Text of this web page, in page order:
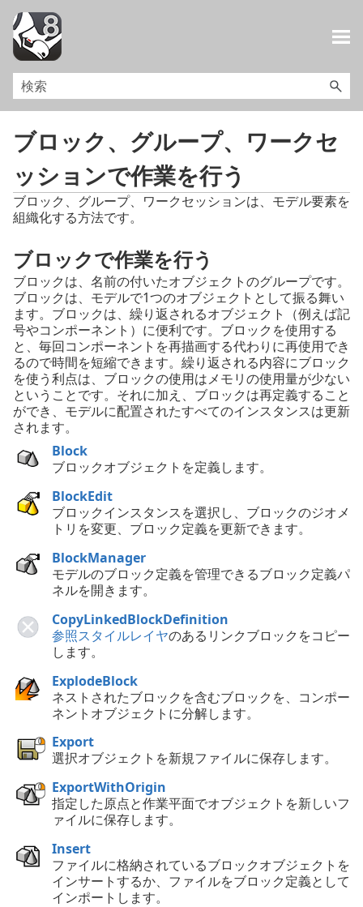
ブロック、グループ、ワークセ
ッションで作業を行う
ブロック、グループ、ワークセッションは、モデル要素を
組織化する方法です。
ブロックで作業を行う
ブロックは、名前の付いたオブジェクトのグループです。
ブロックは、モデルで1つのオブジェクトとして振る舞い
ます。ブロックは、繰り返されるオブジェクト（例えば記
号やコンポーネント）に便利です。ブロックを使用する
と、毎回コンポーネントを再描画する代わりに再使用でき
るので時間を短縮できます。繰り返される内容にブロック
を使う利点は、ブロックの使用はメモリの使用量が少ない
ということです。それに加え、ブロックは再定義すること
ができ、モデルに配置されたすべてのインスタンスは更新
されます。
Block
ブロックオブジェクトを定義します。
BlockEdit
ブロックインスタンスを選択し、ブロックのジオメ
トリを変更、ブロック定義を更新できます。
BlockManager
モデルのブロック定義を管理できるブロック定義パ
ネルを開きます。
CopyLinkedBlockDefinition
参照スタイルレイヤのあるリンクブロックをコピー
します。
ExplodeBlock
ネストされたブロックを含むブロックを、コンポー
ネントオブジェクトに分解します。
Export
選択オブジェクトを新規ファイルに保存します。
ExportWithOrigin
指定した原点と作業平面でオブジェクトを新しいフ
ァイルに保存します。
Insert
ファイルに格納されているブロックオブジェクトを
インサートするか、ファイルをブロック定義として
インポートします。